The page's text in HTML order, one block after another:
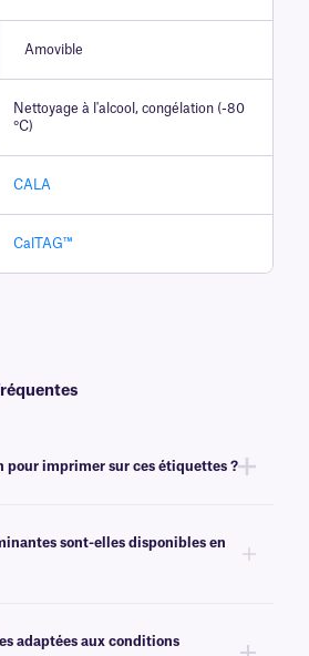
Amovible
Nettoyage à l'alcool, congélation (-80
°C)
CALA
CalTAG™
pour imprimer sur ces étiquettes ?
sont-elles disponibles en
adaptées aux conditions